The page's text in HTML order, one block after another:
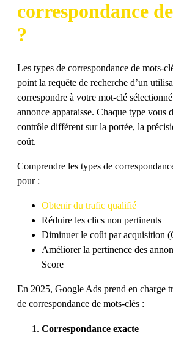
correspondance
?
Les types de correspondance de mots-
point la requête de recherche d’un
correspondre à votre mot-clé
annonce apparaisse. Chaque type vous
contrôle différent sur la portée, la
coût.
Comprendre les types de
pour :
Obtenir du trafic qualifié
Réduire les clics non pertinents
Diminuer le coût par acquisition
Améliorer la pertinence des
Score
En 2025, Google Ads prend en charge
de correspondance de mots-clés :
Correspondance exacte